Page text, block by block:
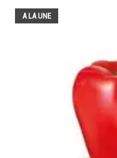
A LA UNE